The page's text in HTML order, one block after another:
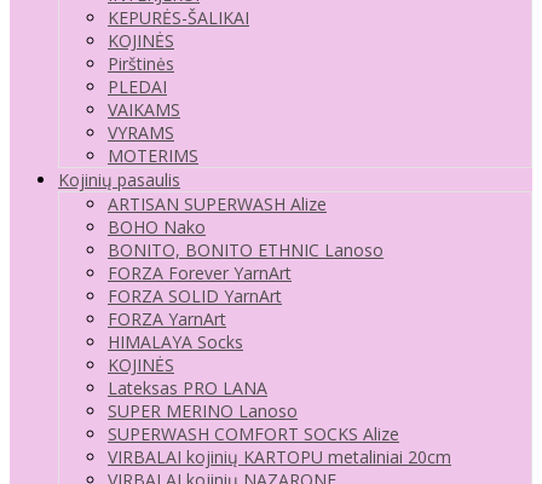
KEPURĖS-ŠALIKAI
KOJINĖS
Pirštinės
PLEDAI
VAIKAMS
VYRAMS
MOTERIMS
Kojinių pasaulis
ARTISAN SUPERWASH Alize
BOHO Nako
BONITO, BONITO ETHNIC Lanoso
FORZA Forever YarnArt
FORZA SOLID YarnArt
FORZA YarnArt
HIMALAYA Socks
KOJINĖS
Lateksas PRO LANA
SUPER MERINO Lanoso
SUPERWASH COMFORT SOCKS Alize
VIRBALAI kojinių KARTOPU metaliniai 20cm
VIRBALAI kojinių NAZARONE